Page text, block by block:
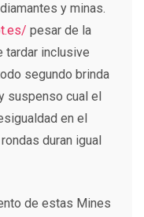
y minas.
pesar de la
tardar inclusive
segundo brinda
suspenso cual el
en el
duran igual
de estas Mines